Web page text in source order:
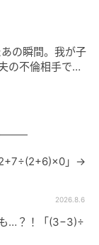
の瞬間。我が子
の不倫相手でし
2+7÷(2+6)×0」→
2026.8.6
…？！「(3−3)÷